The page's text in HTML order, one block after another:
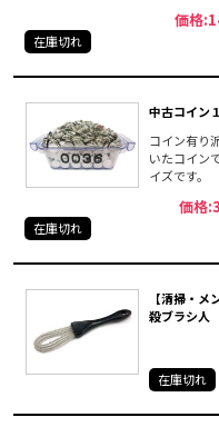
価格
在庫切れ
中古コイン
コイン有り
いたコイン
イズです。
価格
在庫切れ
【清掃・
殺ブラシ人
在庫切れ